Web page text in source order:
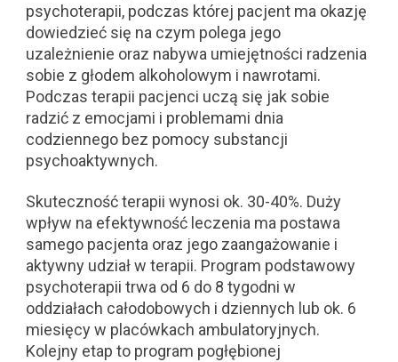
psychoterapii, podczas której pacjent ma okazję
dowiedzieć się na czym polega jego
uzależnienie oraz nabywa umiejętności radzenia
sobie z głodem alkoholowym i nawrotami.
Podczas terapii pacjenci uczą się jak sobie
radzić z emocjami i problemami dnia
codziennego bez pomocy substancji
psychoaktywnych.
Skuteczność terapii wynosi ok. 30-40%. Duży
wpływ na efektywność leczenia ma postawa
samego pacjenta oraz jego zaangażowanie i
aktywny udział w terapii. Program podstawowy
psychoterapii trwa od 6 do 8 tygodni w
oddziałach całodobowych i dziennych lub ok. 6
miesięcy w placówkach ambulatoryjnych.
Kolejny etap to program pogłębionej